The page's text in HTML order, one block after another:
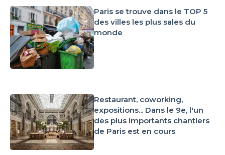
Paris se trouve dans le TOP 5
des villes les plus sales du
monde
Restaurant, coworking,
expositions... Dans le 9e, l'un
des plus importants chantiers
de Paris est en cours